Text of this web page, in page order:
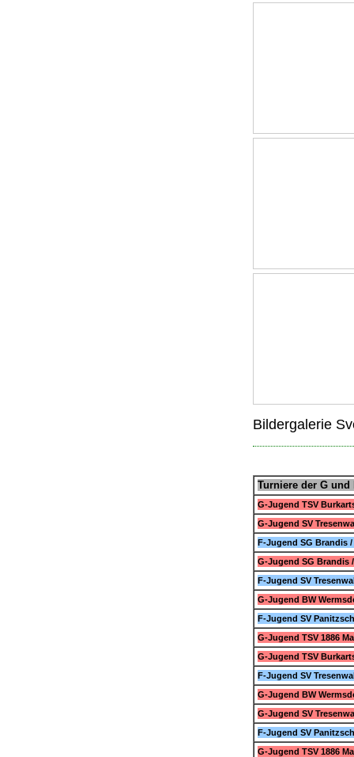
Bildergalerie
Turniere der G und
G-Jugend TSV
G-Jugend SV
F-Jugend SG Brandis /
G-Jugend SG Brandis
F-Jugend SV
G-Jugend BW
F-Jugend SV
G-Jugend TSV 1886
G-Jugend TSV
F-Jugend SV
G-Jugend BW
G-Jugend SV
F-Jugend SV
G-Jugend TSV 1886